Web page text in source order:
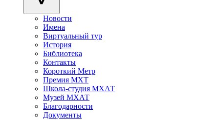
Новости
Имена
Виртуальный тур
История
Библиотека
Контакты
Короткий Метр
Премия МХТ
Школа-студия МХАТ
Музей МХАТ
Благодарности
Документы